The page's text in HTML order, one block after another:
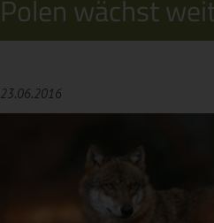
Polen wächst
23.06.2016